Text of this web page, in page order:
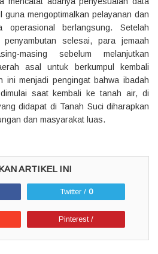
guna mengoptimalkan pelayanan dan
operasional berlangsung. Setelah
selesai, para jemaah
masing sebelum melanjutkan
asal untuk berkumpul kembali
ini menjadi pengingat bahwa ibadah
saat kembali ke tanah air, di
didapat di Tanah Suci diharapkan
dan masyarakat luas.
Twitter / 0
Pinterest /